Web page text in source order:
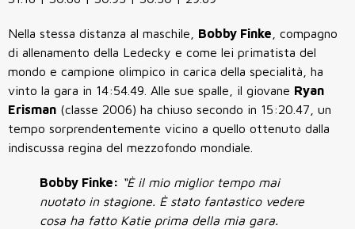
Nella stessa distanza al maschile, Bobby Finke , compagno
di allenamento della Ledecky e come lei primatista del
mondo e campione olimpico in carica della specialità, ha
vinto la gara in 14:54.49. Alle sue spalle, il giovane Ryan
Erisman (classe 2006) ha chiuso secondo in 15:20.47, un
tempo sorprendentemente vicino a quello ottenuto dalla
indiscussa regina del mezzofondo mondiale.
Bobby Finke: “È il mio miglior tempo mai
nuotato in stagione. È stato fantastico vedere
cosa ha fatto Katie prima della mia gara.